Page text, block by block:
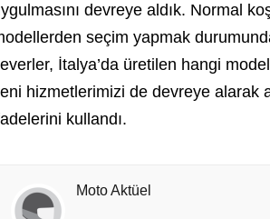
devreye aldık. Normal
seçim yapmak
İtalya’da üretilen hangi
hizmetlerimizi de devreye alarak
kullandı.
Moto Aktüel